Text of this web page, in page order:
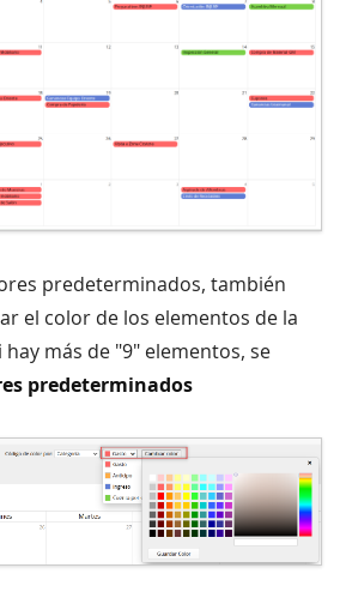
predeterminados, también
el color de los elementos de la
hay más de "9" elementos, se
predeterminados